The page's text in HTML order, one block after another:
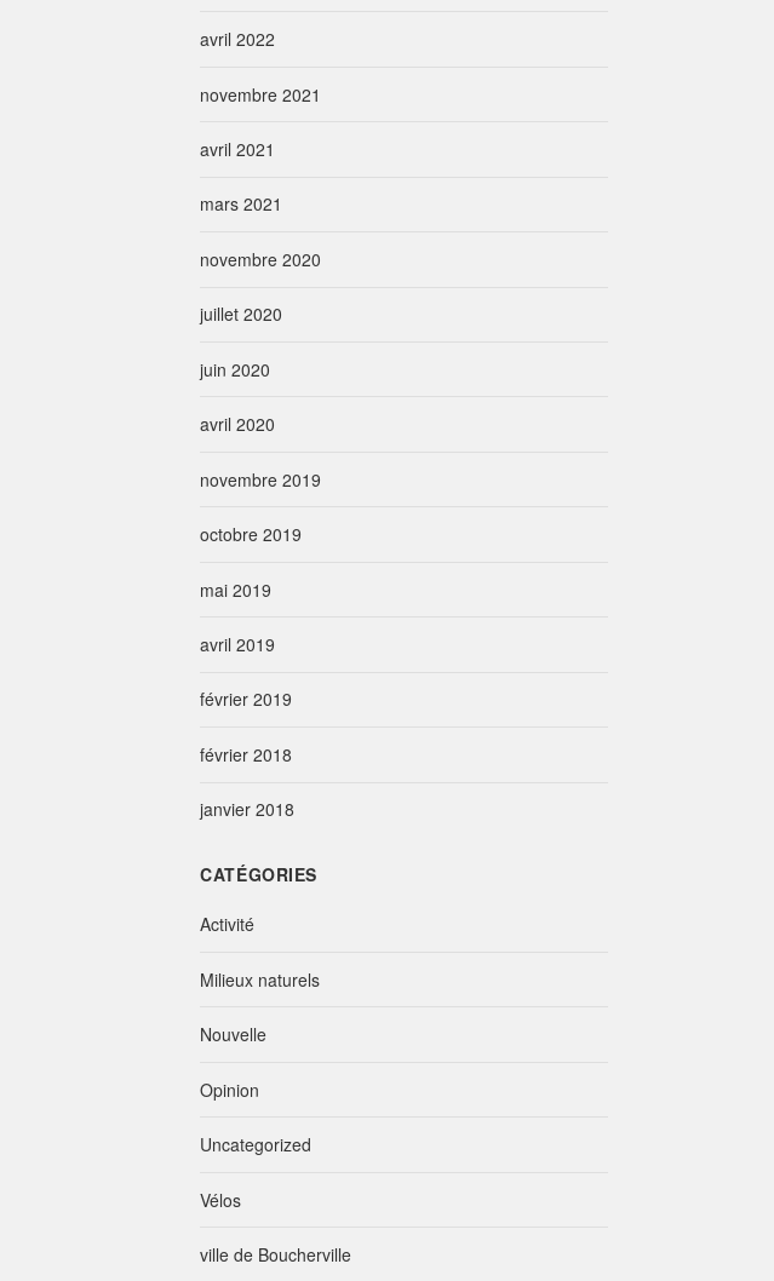
avril 2022
novembre 2021
avril 2021
mars 2021
novembre 2020
juillet 2020
juin 2020
avril 2020
novembre 2019
octobre 2019
mai 2019
avril 2019
février 2019
février 2018
janvier 2018
CATÉGORIES
Activité
Milieux naturels
Nouvelle
Opinion
Uncategorized
Vélos
ville de Boucherville